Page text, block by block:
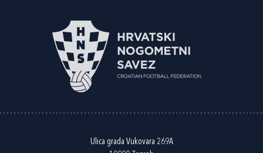
Ulica grada Vukovara 269A